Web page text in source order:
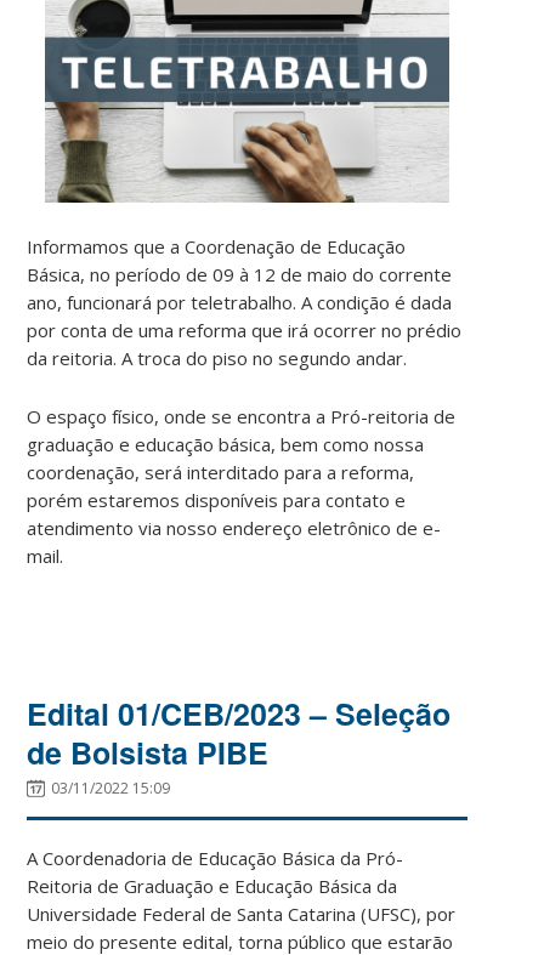
Informamos que a Coordenação de Educação
Básica, no período de 09 à 12 de maio do corrente
ano, funcionará por teletrabalho. A condição é dada
por conta de uma reforma que irá ocorrer no prédio
da reitoria. A troca do piso no segundo andar.
O espaço físico, onde se encontra a Pró-reitoria de
graduação e educação básica, bem como nossa
coordenação, será interditado para a reforma,
porém estaremos disponíveis para contato e
atendimento via nosso endereço eletrônico de e-
mail.
Edital 01/CEB/2023 – Seleção
de Bolsista PIBE
03/11/2022 15:09
A Coordenadoria de Educação Básica da Pró-
Reitoria de Graduação e Educação Básica da
Universidade Federal de Santa Catarina (UFSC), por
meio do presente edital, torna público que estarão